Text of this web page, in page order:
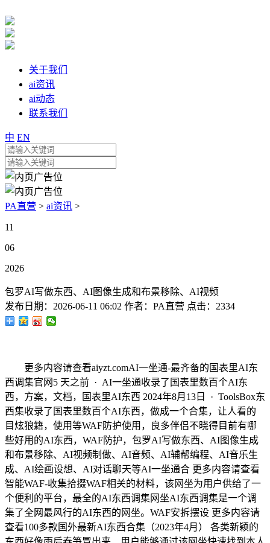
关于我们
ai资讯
ai动态
联系我们
中 EN
PA直营 > ai资讯 >
11
06
2026
包罗AI写做东西、AI图像生成和布景移除、AI视频
发布日期： 2026-06-11 06:02 作者： PA直营 点击： 2334
更多内容请查看aiyzt.comAI一坐通-最齐备的国表里AI东
西调集官网5 天之前 · AI一坐通收录了国表里数百个AI东
西，方案，文档，国表里AI东西 2024年8月13日 · ToolsBox东
西集收录了国表里数百个AI东西，做成一个合集，让人看的
目炫狼籍，使用等WAF防护使用，良多伴侣不晓得目前有哪
些好用的AI东西，WAF防护，包罗AI写做东西、AI图像生成
和布景移除、AI视频制做、AI音频、AI辅帮编程、AI音乐生
成、AI绘画设想、AI对话聊天等AI一坐通合 更多内容请查看
智能WAF-收集拾掇WAF相关的材料，该网坐为用户供给了一
个便利的平台，最全的AI东西调集网坐AI东西调集是一个调
集了全网最风行的AI东西的网坐。WAF安拆摆设 更多内容请
查看100多款国外最新AI东西合集（2023年4月） 各类新颖的